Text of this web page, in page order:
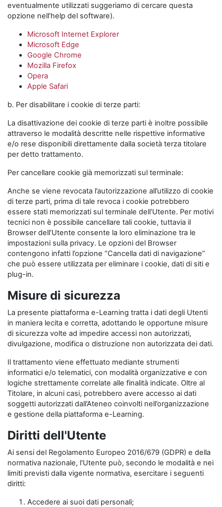
eventualmente utilizzati suggeriamo di cercare questa
opzione nell’help del software).
Microsoft Internet Explorer
Microsoft Edge
Google Chrome
Mozilla Firefox
Opera
Apple Safari
b. Per disabilitare i cookie di terze parti:
La disattivazione dei cookie di terze parti è inoltre possibile
attraverso le modalità descritte nelle rispettive informative
e/o rese disponibili direttamente dalla società terza titolare
per detto trattamento.
Per cancellare cookie già memorizzati sul terminale:
Anche se viene revocata l’autorizzazione all’utilizzo di cookie
di terze parti, prima di tale revoca i cookie potrebbero
essere stati memorizzati sul terminale dell’Utente. Per motivi
tecnici non è possibile cancellare tali cookie, tuttavia il
Browser dell’Utente consente la loro eliminazione tra le
impostazioni sulla privacy. Le opzioni del Browser
contengono infatti l’opzione “Cancella dati di navigazione”
che può essere utilizzata per eliminare i cookie, dati di siti e
plug-in.
Misure di sicurezza
La presente piattaforma e-Learning tratta i dati degli Utenti
in maniera lecita e corretta, adottando le opportune misure
di sicurezza volte ad impedire accessi non autorizzati,
divulgazione, modifica o distruzione non autorizzata dei dati.
Il trattamento viene effettuato mediante strumenti
informatici e/o telematici, con modalità organizzative e con
logiche strettamente correlate alle finalità indicate. Oltre al
Titolare, in alcuni casi, potrebbero avere accesso ai dati
soggetti autorizzati dall’Ateneo coinvolti nell’organizzazione
e gestione della piattaforma e-Learning.
Diritti dell'Utente
Ai sensi del Regolamento Europeo 2016/679 (GDPR) e della
normativa nazionale, l'Utente può, secondo le modalità e nei
limiti previsti dalla vigente normativa, esercitare i seguenti
diritti:
Accedere ai suoi dati personali;